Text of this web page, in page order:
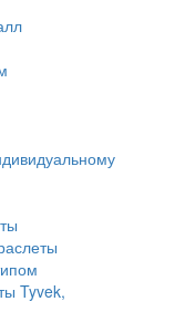
Tyvek,